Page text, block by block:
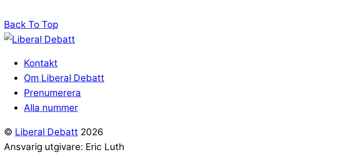
Back To Top
Kontakt
Om Liberal Debatt
Prenumerera
Alla nummer
© Liberal Debatt 2026
Ansvarig utgivare: Eric Luth